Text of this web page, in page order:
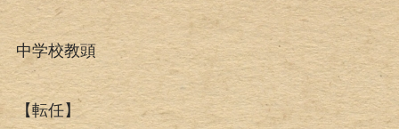
中学校教頭
【転任】